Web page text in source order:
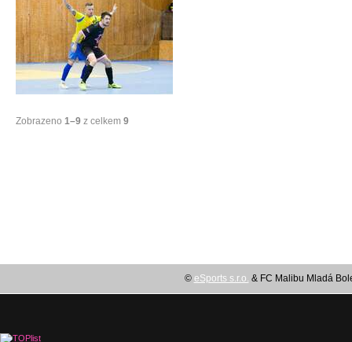
Zobrazeno 1–9 z celkem 9
© eSports s.r.o. & FC Malibu Mladá